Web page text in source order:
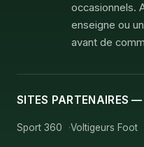
occasionnels.
enseigne ou
avant de
SITES PARTENAIRES —
Sport 360 Voltigeurs Foot